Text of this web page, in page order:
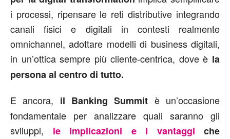
i processi, ripensare le reti distributive integrando
canali fisici e digitali in contesti realmente
omnichannel, adottare modelli di business digitali,
in un’ottica sempre più cliente-centrica, dove è la
persona al centro di tutto.
E ancora, il Banking Summit è un’occasione
fondamentale per analizzare quali saranno gli
sviluppi, le implicazioni e i vantaggi che